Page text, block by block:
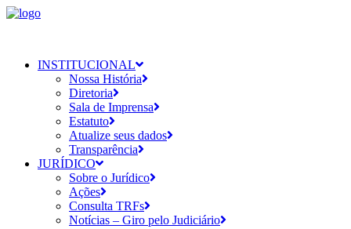
INSTITUCIONAL
Nossa História
Diretoria
Sala de Imprensa
Estatuto
Atualize seus dados
Transparência
JURÍDICO
Sobre o Jurídico
Ações
Consulta TRFs
Notícias – Giro pelo Judiciário